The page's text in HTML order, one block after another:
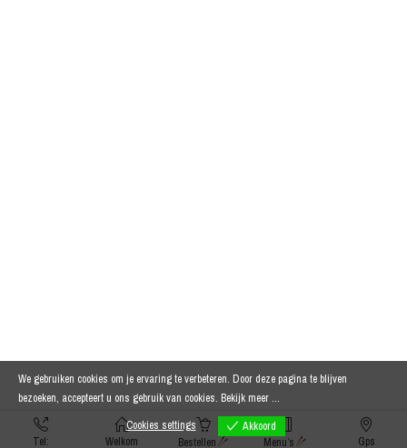
Tel: Welkom Bestellen Menu’s Gps
We gebruiken cookies om je ervaring te verbeteren. Door deze pagina te blijven
bezoeken, accepteert u ons gebruik van cookies. Bekijk meer ...
Cookies settings
Akkoord